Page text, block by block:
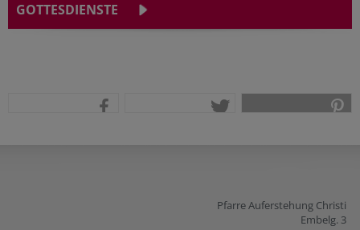
GOTTESDIENSTE
Pfarre Auferstehung Christi
Embelg. 3